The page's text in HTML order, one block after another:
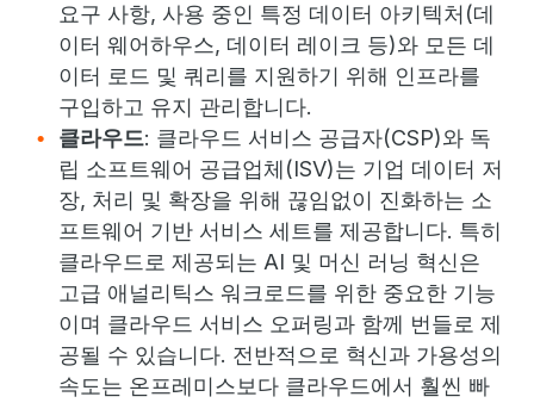
요구 사항, 사용 중인 특정 데이터 아키텍처(데
이터 웨어하우스, 데이터 레이크 등)와 모든 데
이터 로드 및 쿼리를 지원하기 위해 인프라를
구입하고 유지 관리합니다.
클라우드: 클라우드 서비스 공급자(CSP)와 독
립 소프트웨어 공급업체(ISV)는 기업 데이터 저
장, 처리 및 확장을 위해 끊임없이 진화하는 소
프트웨어 기반 서비스 세트를 제공합니다. 특히
클라우드로 제공되는 AI 및 머신 러닝 혁신은
고급 애널리틱스 워크로드를 위한 중요한 기능
이며 클라우드 서비스 오퍼링과 함께 번들로 제
공될 수 있습니다. 전반적으로 혁신과 가용성의
속도는 온프레미스보다 클라우드에서 훨씬 빠